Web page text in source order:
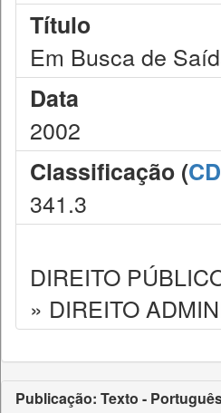
Título
Em Busca de
Data
2002
Classificação (
341.3
DIREITO
» DIREITO
Publicação: Texto -